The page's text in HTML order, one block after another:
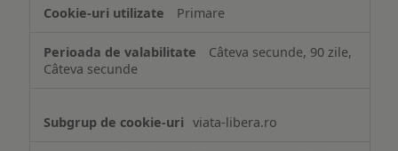
Primare
Câteva secunde, 90 zile,
Câteva secunde
viata-libera.ro